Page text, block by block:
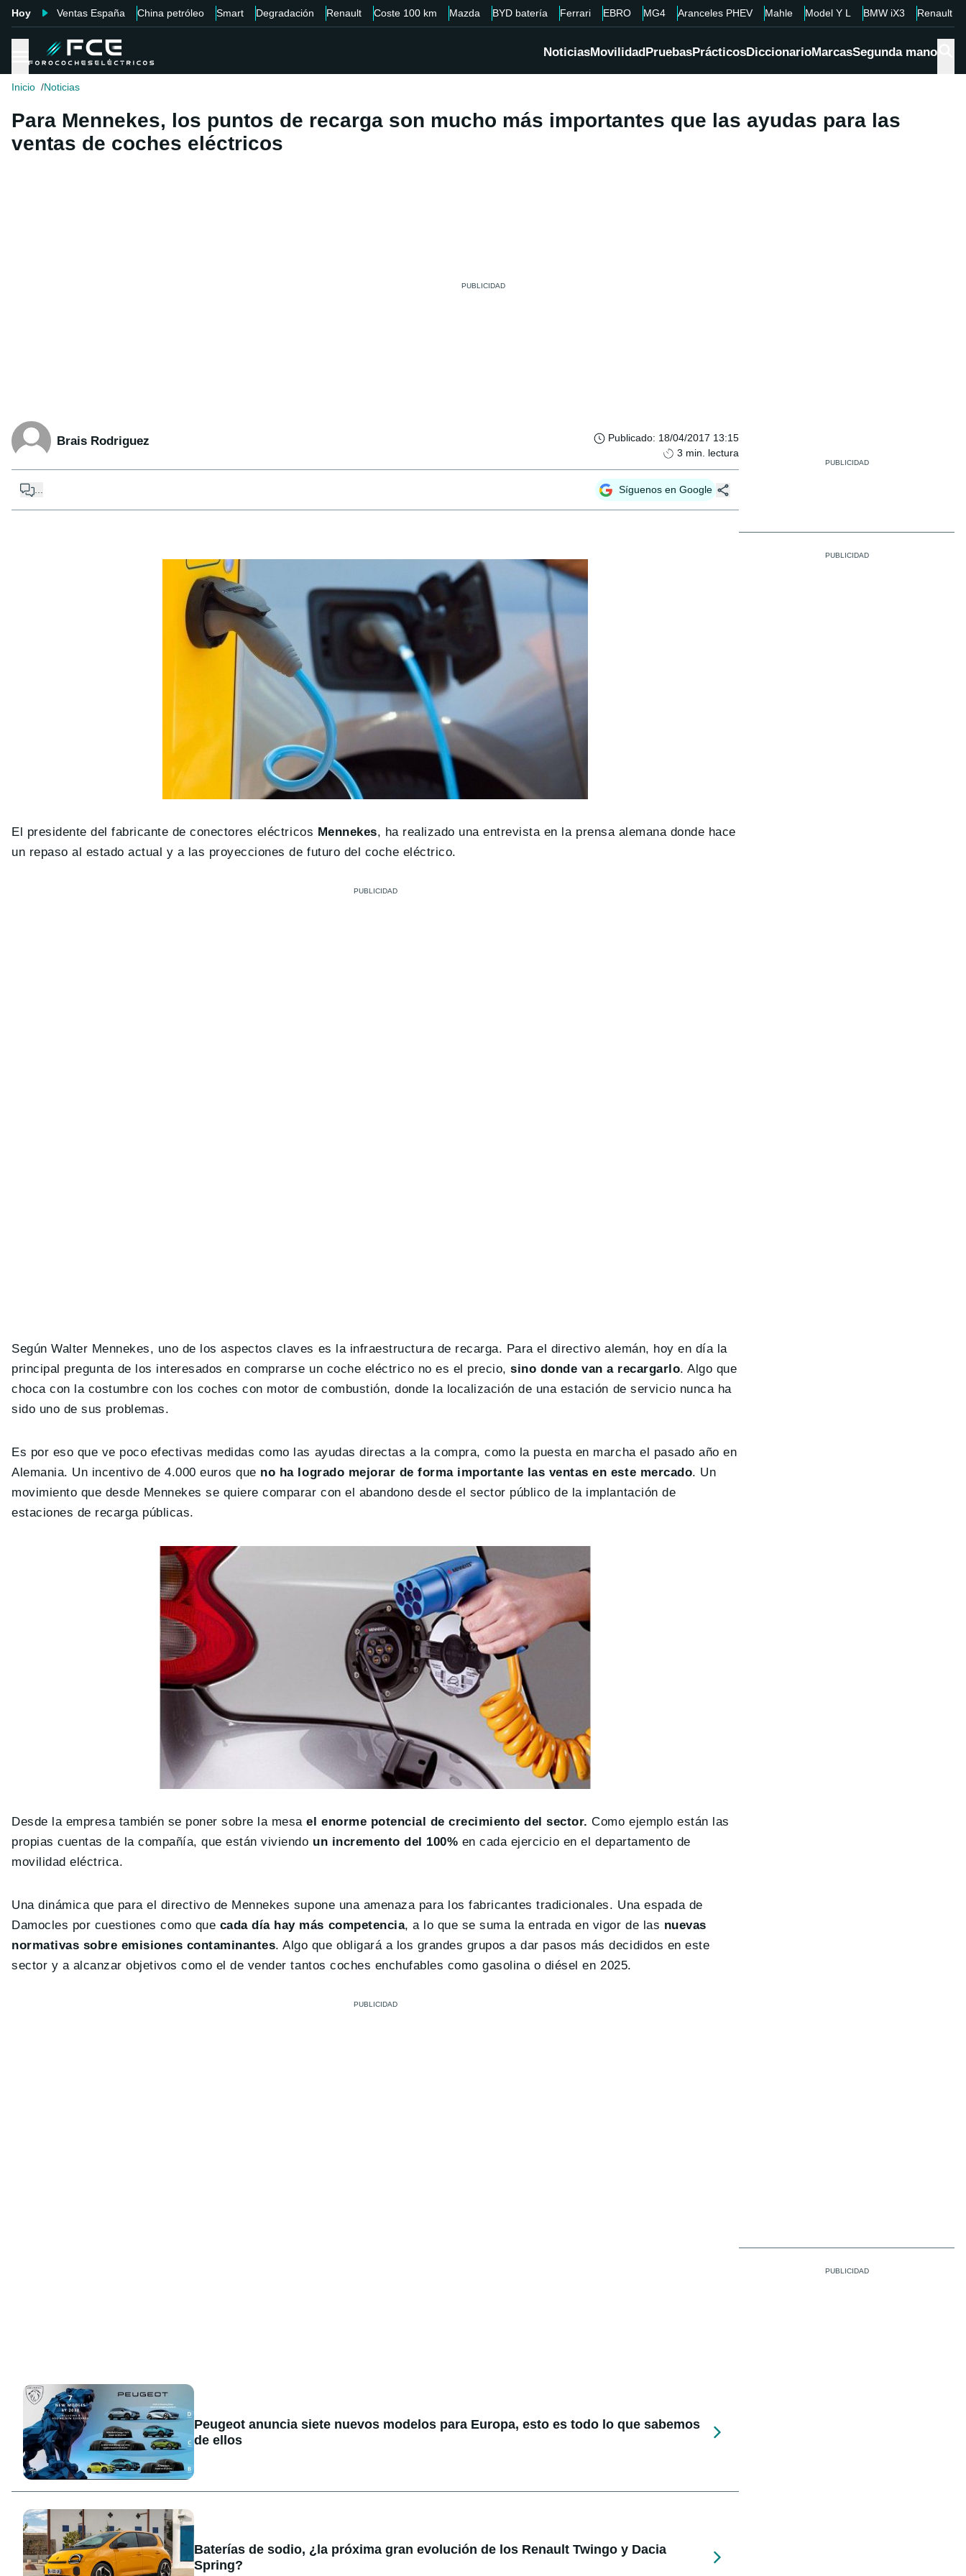
Hoy Ventas España China petróleo Smart Degradación Renault Coste 100 km Mazda BYD batería Ferrari EBRO MG4 Aranceles PHEV Mahle Model Y L BMW iX3 Renault
NoticiasMovilidadPruebasPrácticosDiccionarioMarcasSegunda mano
Inicio Noticias
Para Mennekes, los puntos de recarga son mucho más importantes que las ayudas para las
ventas de coches eléctricos
Brais Rodriguez Publicado: 18/04/2017 13:15
3 min. lectura
Síguenos en Google
El presidente del fabricante de conectores eléctricos Mennekes, ha realizado una entrevista en la prensa alemana donde hace
un repaso al estado actual y a las proyecciones de futuro del coche eléctrico.
Según Walter Mennekes, uno de los aspectos claves es la infraestructura de recarga. Para el directivo alemán, hoy en día la
principal pregunta de los interesados en comprarse un coche eléctrico no es el precio, sino donde van a recargarlo. Algo que
choca con la costumbre con los coches con motor de combustión, donde la localización de una estación de servicio nunca ha
sido uno de sus problemas.
Es por eso que ve poco efectivas medidas como las ayudas directas a la compra, como la puesta en marcha el pasado año en
Alemania. Un incentivo de 4.000 euros que no ha logrado mejorar de forma importante las ventas en este mercado. Un
movimiento que desde Mennekes se quiere comparar con el abandono desde el sector público de la implantación de
estaciones de recarga públicas.
Desde la empresa también se poner sobre la mesael enorme potencial de crecimiento del sector. Como ejemplo están las
propias cuentas de la compañía, que están viviendo un incremento del 100% en cada ejercicio en el departamento de
movilidad eléctrica.
Una dinámica que para el directivo de Mennekes supone una amenaza para los fabricantes tradicionales. Una espada de
Damocles por cuestiones como que cada día hay más competencia, a lo que se suma la entrada en vigor de las nuevas
normativas sobre emisiones contaminantes. Algo que obligará a los grandes grupos a dar pasos más decididos en este
sector y a alcanzar objetivos como el de vender tantos coches enchufables como gasolina o diésel en 2025.
Peugeot anuncia siete nuevos modelos para Europa, esto es todo lo que sabemos
de ellos
Baterías de sodio, ¿la próxima gran evolución de los Renault Twingo y Dacia
Spring?